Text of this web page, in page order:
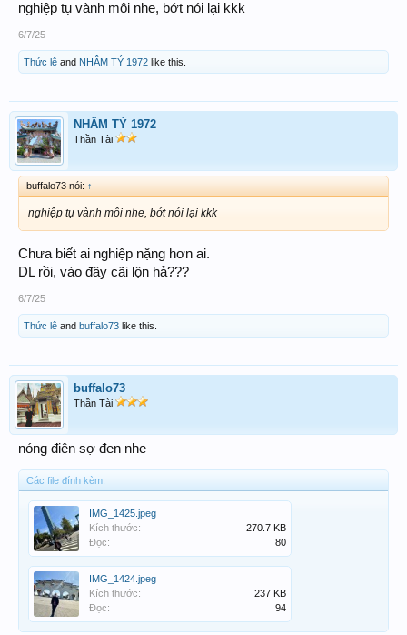
nghiệp tụ vành môi nhe, bớt nói lại kkk
6/7/25
Thức lê and NHÂM TÝ 1972 like this.
NHÂM TÝ 1972
Thần Tài
buffalo73 nói: ↑
nghiệp tụ vành môi nhe, bớt nói lại kkk
Chưa biết ai nghiệp nặng hơn ai.
DL rồi, vào đây cãi lộn hả???
6/7/25
Thức lê and buffalo73 like this.
buffalo73
Thần Tài
nóng điên sợ đen nhe
Các file đính kèm:
IMG_1425.jpeg
Kích thước:
270.7 KB
Đọc:
80
IMG_1424.jpeg
Kích thước:
237 KB
Đọc:
94